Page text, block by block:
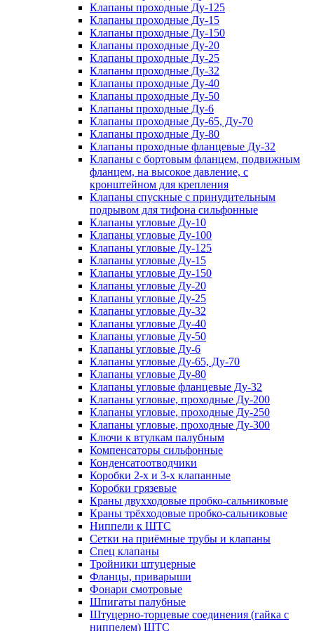
Клапаны проходные Ду-125
Клапаны проходные Ду-15
Клапаны проходные Ду-150
Клапаны проходные Ду-20
Клапаны проходные Ду-25
Клапаны проходные Ду-32
Клапаны проходные Ду-40
Клапаны проходные Ду-50
Клапаны проходные Ду-6
Клапаны проходные Ду-65, Ду-70
Клапаны проходные Ду-80
Клапаны проходные фланцевые Ду-32
Клапаны с бортовым фланцем, подвижным
фланцем, на высокое давление, с
кронштейном для крепления
Клапаны спускные с принудительным
подрывом для тифона сильфонные
Клапаны угловые Ду-10
Клапаны угловые Ду-100
Клапаны угловые Ду-125
Клапаны угловые Ду-15
Клапаны угловые Ду-150
Клапаны угловые Ду-20
Клапаны угловые Ду-25
Клапаны угловые Ду-32
Клапаны угловые Ду-40
Клапаны угловые Ду-50
Клапаны угловые Ду-6
Клапаны угловые Ду-65, Ду-70
Клапаны угловые Ду-80
Клапаны угловые фланцевые Ду-32
Клапаны угловые, проходные Ду-200
Клапаны угловые, проходные Ду-250
Клапаны угловые, проходные Ду-300
Ключи к втулкам палубным
Компенсаторы сильфонные
Конденсатоотводчики
Коробки 2-х и 3-х клапанные
Коробки грязевые
Краны двухходовые пробко-сальниковые
Краны трёхходовые пробко-сальниковые
Ниппели к ШТС
Сетки на приёмные трубы и клапаны
Спец клапаны
Тройники штуцерные
Фланцы, приварыши
Фонари смотровые
Шпигаты палубные
Штуцерно-торцевые соединения (гайка с
ниппелем) ШТС